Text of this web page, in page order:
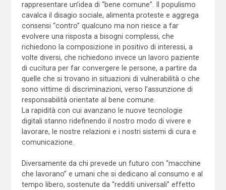
rappresentare un’idea di “bene comune”. Il populismo
cavalca il disagio sociale, alimenta proteste e aggrega
consensi “contro” qualcuno ma non riesce a far
evolvere una risposta a bisogni complessi, che
richiedono la composizione in positivo di interessi, a
volte diversi, che richiedono invece un lavoro paziente
di cucitura per far convergere le persone, a partire da
quelle che si trovano in situazioni di vulnerabilità o che
sono vittime di discriminazioni, verso l’assunzione di
responsabilità orientate al bene comune.
La rapidità con cui avanzano le nuove tecnologie
digitali stanno ridefinendo il nostro modo di vivere e
lavorare, le nostre relazioni e i nostri sistemi di cura e
comunicazione.
Diversamente da chi prevede un futuro con “macchine
che lavorano” e umani che si dedicano al consumo e al
tempo libero, sostenute da “redditi universali” effetto